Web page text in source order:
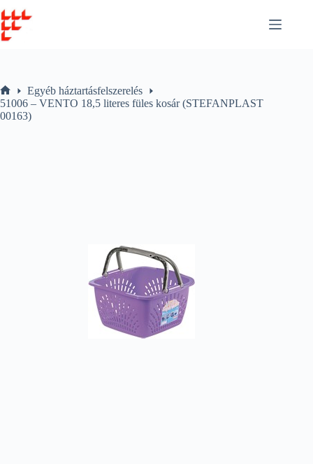
to
content
Home
Egyéb háztartásfelszerelés
51006 – VENTO 18,5 literes füles kosár (STEFANPLAST
00163)